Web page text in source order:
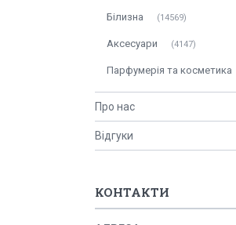
Білизна 14569
Аксесуари 4147
Парфумерія та косметика
Про нас
Відгуки
КОНТАКТИ